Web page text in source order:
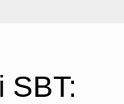
SBT: